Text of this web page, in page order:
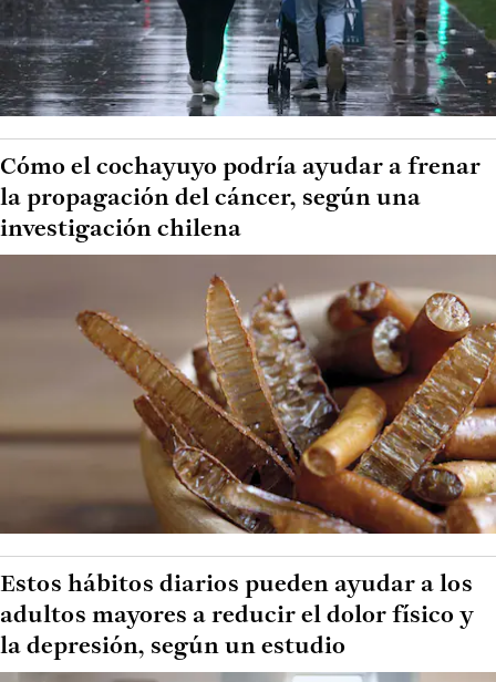
Cómo el cochayuyo podría ayudar a frenar
la propagación del cáncer, según una
investigación chilena
Estos hábitos diarios pueden ayudar a los
adultos mayores a reducir el dolor físico y
la depresión, según un estudio